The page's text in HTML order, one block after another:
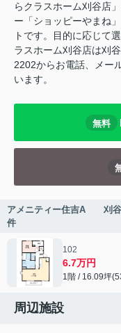
らクラスホーム刈谷店
ー「ショッピーやまね
トです。目的に応じて
ラスホーム刈谷店は刈
2202からお電話、メー
います。
無料
アメニティー住吉A 刈谷
件
102
6.7万円
1階 / 16.09坪
周辺施設